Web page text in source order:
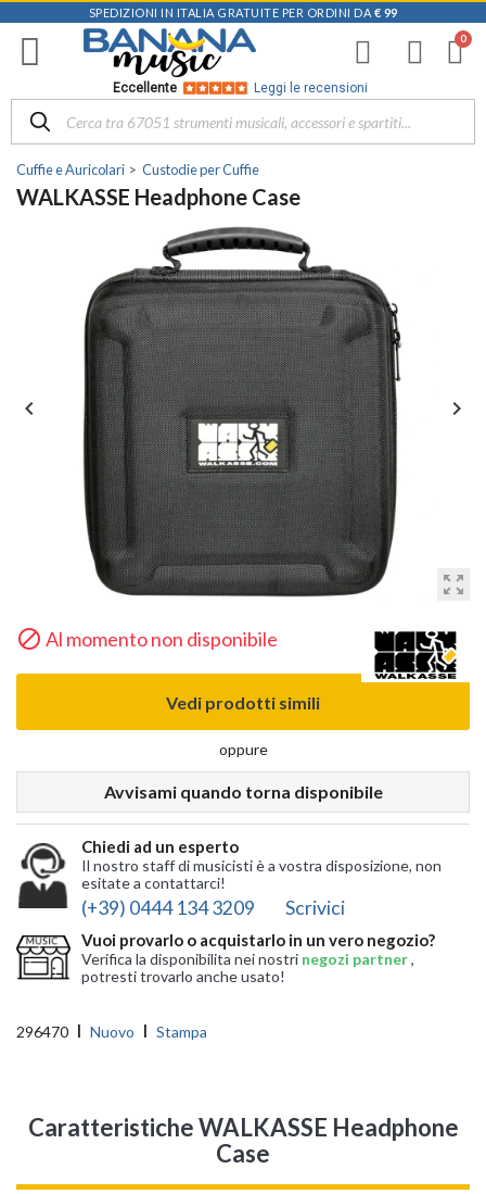
SPEDIZIONI IN ITALIA GRATUITE PER ORDINI DA € 99
Eccellente Leggi le recensioni
Cuffie e Auricolari Custodie per Cuffie
WALKASSE Headphone Case
zoom_out_map
 
 Al momento non disponibile
Vedi prodotti simili
oppure
Avvisami quando torna disponibile
Chiedi ad un esperto
Il nostro staff di musicisti è a vostra disposizione, non
esitate a contattarci!
(+39) 0444 134 3209 Scrivici
Vuoi provarlo o acquistarlo in un vero negozio?
Verifica la disponibilita nei nostri negozi partner,
potresti trovarlo anche usato!
296470 Nuovo Stampa
Caratteristiche WALKASSE Headphone
Case